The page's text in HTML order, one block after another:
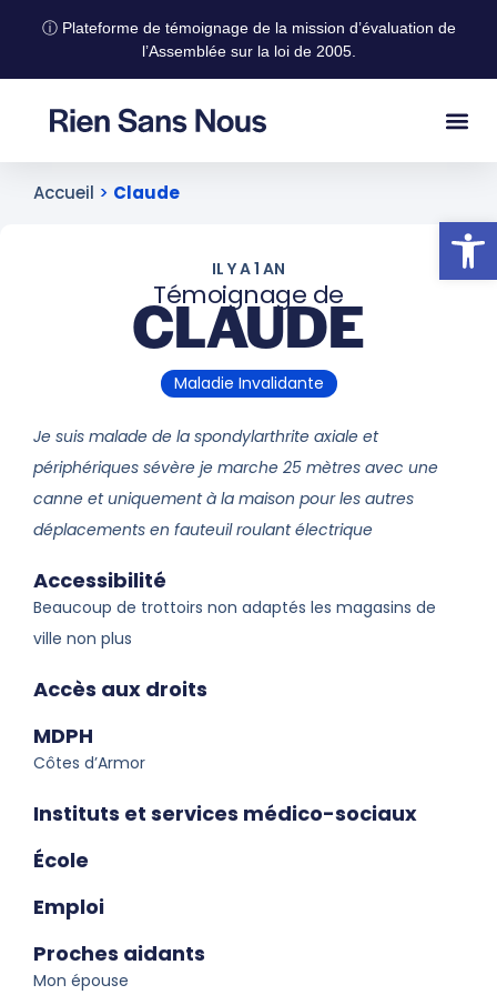
Ouvrir
ⓘ Plateforme de témoignage de la mission d’évaluation de
l’Assemblée sur la loi de 2005.
Accueil > Claude
IL Y A 1 AN
Témoignage de
CLAUDE
Maladie Invalidante
Je suis malade de la spondylarthrite axiale et
périphériques sévère je marche 25 mètres avec une
canne et uniquement à la maison pour les autres
déplacements en fauteuil roulant électrique
Accessibilité
Beaucoup de trottoirs non adaptés les magasins de
ville non plus
Accès aux droits
MDPH
Côtes d’Armor
Instituts et services médico-sociaux
École
Emploi
Proches aidants
Mon épouse